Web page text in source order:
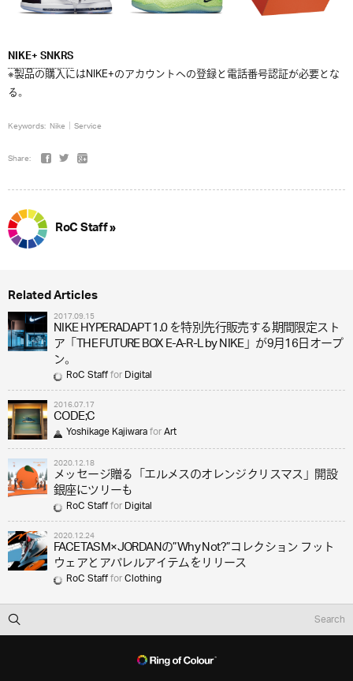
NIKE+ SNKRS
※製品の購入にはNIKE+のアカウントへの登録と電話番号認証が必要とな
る。
Keywords: Nike Service
Share:
RoC Staff »
Related Articles
2017.09.15
NIKE HYPERADAPT 1.0 を特別先行販売する期間限定スト
ア「THE FUTURE BOX E-A-R-L by NIKE」が9月16日オープ
ン。
RoC StaffforDigital
2016.07.17
CODE;C
Yoshikage KajiwaraforArt
2020.12.18
メッセージ贈る「エルメスのオレンジクリスマス」開設
銀座にツリーも
RoC StaffforDigital
2020.12.24
FACETASM×JORDANの”Why Not?”コレクション フット
ウェアとアパレルアイテムをリリース
RoC StaffforClothing